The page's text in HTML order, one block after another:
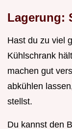
Lagerung:
Hast du zu viel
Kühlschrank
machen gut
abkühlen
stellst.
Du kannst den